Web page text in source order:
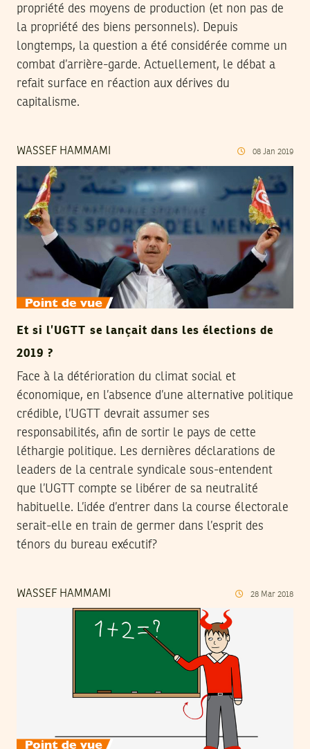
propriété des moyens de production (et non pas de
la propriété des biens personnels). Depuis
longtemps, la question a été considérée comme un
combat d’arrière-garde. Actuellement, le débat a
refait surface en réaction aux dérives du
capitalisme.
WASSEF HAMMAMI 08 Jan 2019
Et si l’UGTT se lançait dans les élections de
2019 ?
Face à la détérioration du climat social et
économique, en l’absence d’une alternative politique
crédible, l’UGTT devrait assumer ses
responsabilités, afin de sortir le pays de cette
léthargie politique. Les dernières déclarations de
leaders de la centrale syndicale sous-entendent
que l’UGTT compte se libérer de sa neutralité
habituelle. L’idée d’entrer dans la course électorale
serait-elle en train de germer dans l’esprit des
ténors du bureau exécutif?
WASSEF HAMMAMI 28 Mar 2018